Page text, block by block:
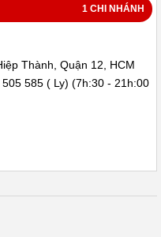
1 CHI NHÁNH
Thành, Quận 12, HCM
585 ( Ly) (7h:30 - 21h:00